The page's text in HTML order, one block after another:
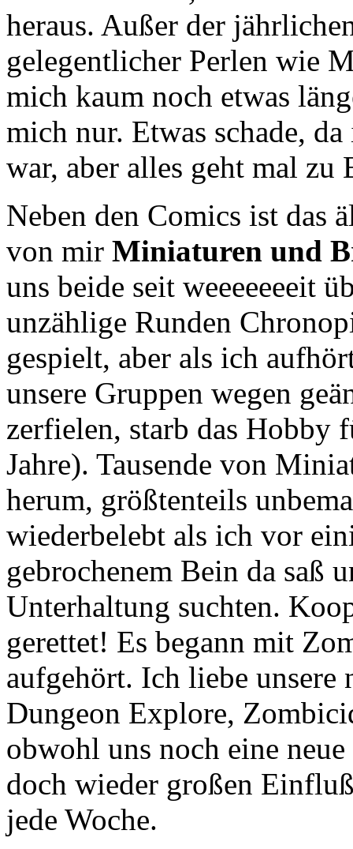
heraus. Außer der
gelegentlicher Perlen wie
mich kaum noch etwas
mich nur. Etwas schade,
war, aber alles geht mal zu
Neben den Comics ist das
von mir Miniaturen und
uns beide seit weeeeeeeit
unzählige Runden
gespielt, aber als ich
unsere Gruppen wegen
zerfielen, starb das Hobby
Jahre). Tausende von
herum, größtenteils
wiederbelebt als ich vor
gebrochenem Bein da saß
Unterhaltung suchten.
gerettet! Es begann mit
aufgehört. Ich liebe unsere
Dungeon Explore,
obwohl uns noch eine
doch wieder großen
jede Woche.